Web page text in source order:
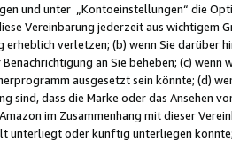
und unter „Kontoeinstellungen“ die
Vereinbarung jederzeit aus wichtigem
erheblich verletzen; (b) wenn Sie darüber
Benachrichtigung an Sie beheben; (c)
ausgesetzt sein könnte; (d)
sind, dass die Marke oder das Ansehen
im Zusammenhang mit dieser
unterliegt oder künftig unterliegen